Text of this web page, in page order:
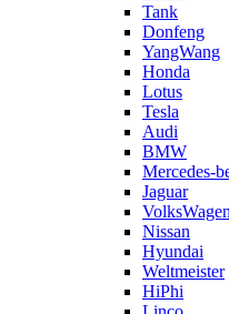
Tank
Donfeng
YangWang
Honda
Lotus
Tesla
Audi
BMW
Mercedes-
Jaguar
VolksWagen
Nissan
Hyundai
Weltmeister
HiPhi